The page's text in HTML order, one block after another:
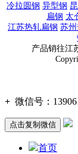
冷拉圆钢 异型钢
扁钢 太
江苏热轧扁钢 苏
产品销往江
+ 微信号：
点击复制微信
首页